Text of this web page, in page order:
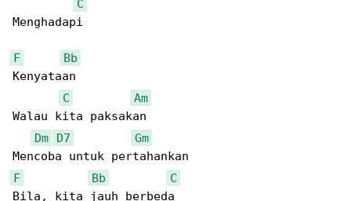
C
Menghadapi
F
Bb
Kenyataan
C
Am
Walau kita paksakan
Dm
D7
Gm
F
Bb
C
Bila, kita jauh berbeda